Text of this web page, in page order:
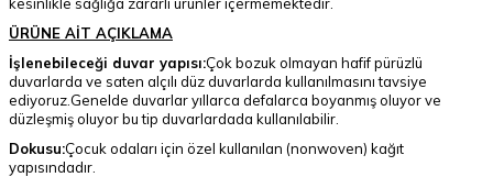
ÜRÜNE AİT AÇIKLAMA
İşlenebileceği duvar yapısı:Çok bozuk olmayan hafif pürüzlü
duvarlarda ve saten alçılı düz duvarlarda kullanılmasını tavsiye
ediyoruz.Genelde duvarlar yıllarca defalarca boyanmış oluyor ve
düzleşmiş oluyor bu tip duvarlardada kullanılabilir.
Dokusu:Çocuk odaları için özel kullanılan (nonwoven) kağıt
yapısındadır.